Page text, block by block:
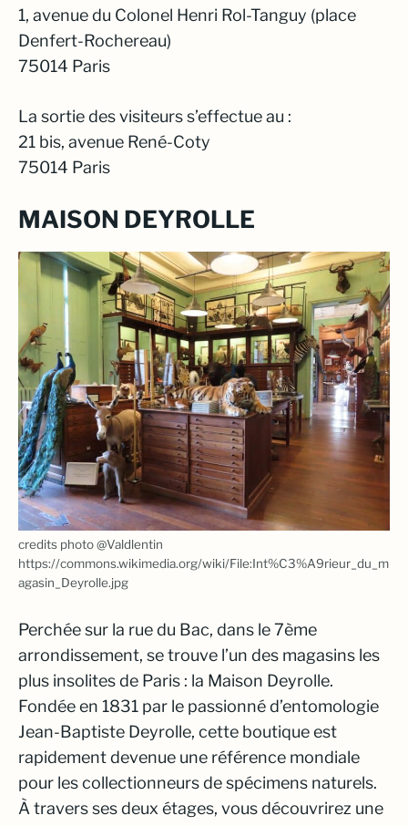
1, avenue du Colonel Henri Rol-Tanguy (place
Denfert-Rochereau)
75014 Paris
La sortie des visiteurs s’effectue au :
21 bis, avenue René-Coty
75014 Paris
MAISON DEYROLLE
credits photo @Valdlentin
https://commons.wikimedia.org/wiki/File:Int%C3%A9rieur_du_m
agasin_Deyrolle.jpg
Perchée sur la rue du Bac, dans le 7ème
arrondissement, se trouve l’un des magasins les
plus insolites de Paris : la Maison Deyrolle.
Fondée en 1831 par le passionné d’entomologie
Jean-Baptiste Deyrolle, cette boutique est
rapidement devenue une référence mondiale
pour les collectionneurs de spécimens naturels.
À travers ses deux étages, vous découvrirez une